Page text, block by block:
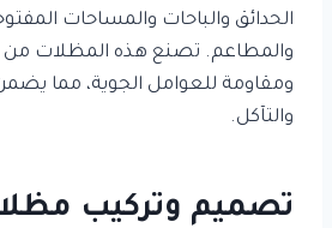
الحدائق والباحات والمساحات
والمطاعم. تصنع هذه المظلات
ومقاومة للعوامل الجوية، مما
والتآكل.
تصميم وتركيب